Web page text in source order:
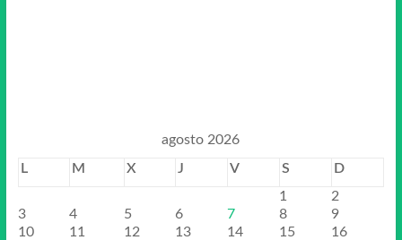
agosto 2026
L
M X J V S
D
1
2
3
4 5 6 7 8
9
10
11 12 13 14 15
16